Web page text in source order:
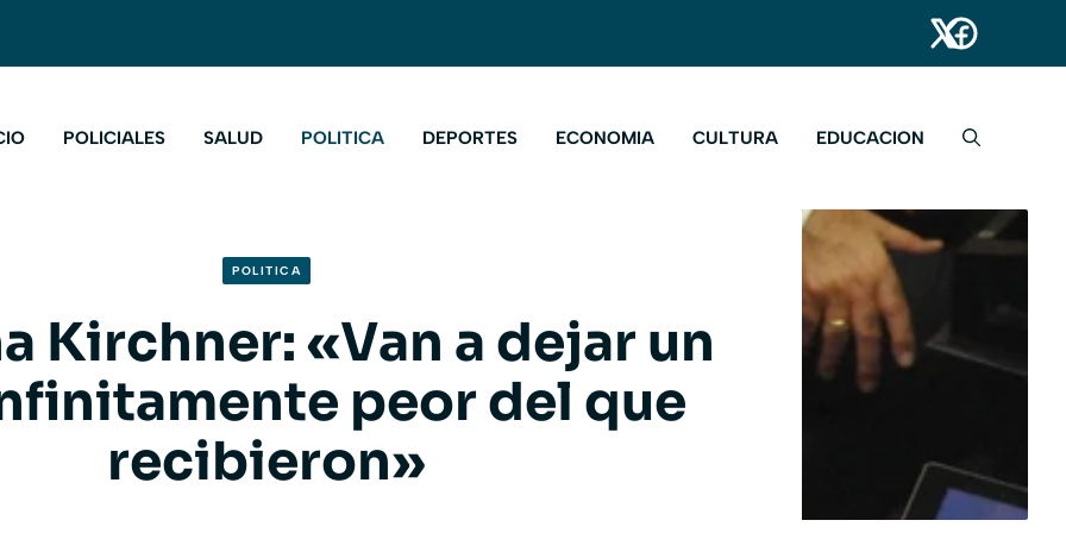
POLICIALES SALUD POLITICA DEPORTES ECONOMIA CULTURA EDUCACION
POLITICA
Kirchner: «Van a dejar un
peor del que
recibieron»